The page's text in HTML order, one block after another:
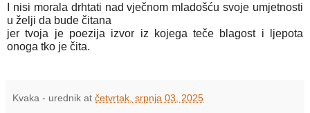
I nisi morala drhtati nad vječnom mladošću svoje umjetnosti
u želji da bude čitana
jer tvoja je poezija izvor iz kojega teče blagost i ljepota
onoga tko je čita.
Kvaka - urednik at četvrtak, srpnja 03, 2025